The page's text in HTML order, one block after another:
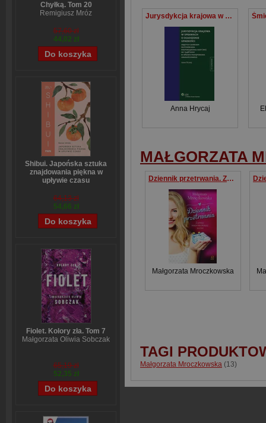
Chyłką. Tom 20
Remigiusz Mróz
57,60 zł
44,02 zł
Shibui. Japońska sztuka
znajdowania piękna w
upływie czasu
64,13 zł
54,66 zł
Fiolet. Kolory zła. Tom 7
Małgorzata Oliwia Sobczak
65,19 zł
52,35 zł
Jurysdykcja krajowa w sprawach o ogłoszenie upadłości
Anna Hrycaj
MAŁGORZATA
Dziennik przetrwania. Zapiski niedoskonałej matki
Małgorzata Mroczkowska
TAGI
Małgorzata Mroczkowska (13)